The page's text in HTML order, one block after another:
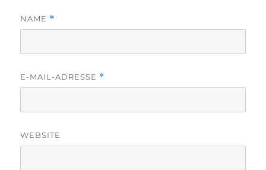
NAME *
E-MAIL-ADRESSE *
WEBSITE